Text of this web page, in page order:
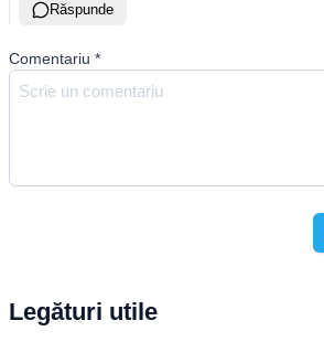
Răspunde
Comentariu *
Legături utile